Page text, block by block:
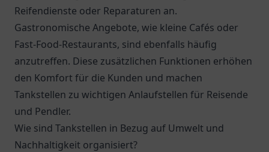
Reifendienste oder Reparaturen an.
Gastronomische Angebote, wie kleine Cafés oder
Fast-Food-Restaurants, sind ebenfalls häufig
anzutreffen. Diese zusätzlichen Funktionen erhöhen
den Komfort für die Kunden und machen
Tankstellen zu wichtigen Anlaufstellen für Reisende
und Pendler.
Wie sind Tankstellen in Bezug auf Umwelt und
Nachhaltigkeit organisiert?